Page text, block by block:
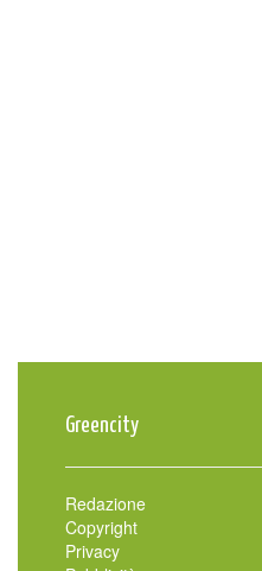
Greencity
Redazione
Copyright
Privacy